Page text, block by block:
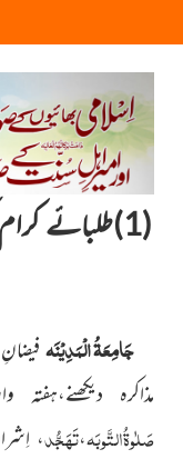
(1)طلبائے
جَامِعَۃُ الْمَدِیْنَہ
مذاکرہ
صَلٰوۃُالتَّوبَہ،تَہَجُّد،